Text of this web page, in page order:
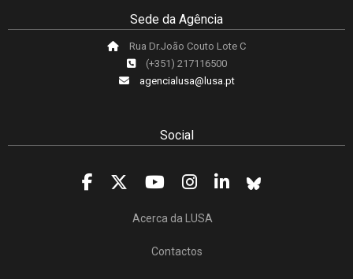
Sede da Agência
Rua Dr.João Couto Lote C
(+351) 217116500
agencialusa@lusa.pt
Social
Acerca da LUSA
Contactos